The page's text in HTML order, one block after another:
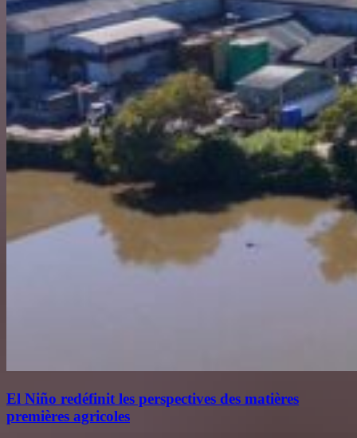
El Niño redéfinit les perspectives des matières
premières agricoles